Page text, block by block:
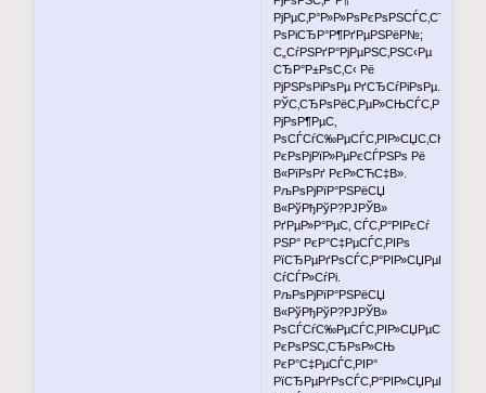
РѕРіСЂР°Р¶РґРµРЅРёР№;
С„СѓРЅРґР°РјРµРЅС‚РЅС‹Рµ
СЂР°Р±РѕС‚С‹ Рё
РјРЅРѕРіРѕРµ РґСЂСѓРіРѕРµ.
РЎС‚СЂРѕРёС‚РµР»СЊСЃС‚РІРѕ
РјРѕР¶РµС‚
РѕСЃСѓС‰РµСЃС‚РІР»СЏС‚СЊСЃСЏ
РєРѕРјРїР»РµРєСЃРЅРѕ Рё
В«РїРѕРґ РєР»СЋС‡В».
РљРѕРјРїР°РЅРёСЏ
В«РўРђРўР?РЈРЎВ»
РґРµР»Р°РµС‚ СЃС‚Р°РІРєСѓ
РЅР° РєР°С‡РµСЃС‚РІРѕ
РїСЂРµРґРѕСЃС‚Р°РІР»СЏРµРјС‹С…
СѓСЃР»СѓРі.
РљРѕРјРїР°РЅРёСЏ
В«РўРђРўР?РЈРЎВ»
РѕСЃСѓС‰РµСЃС‚РІР»СЏРµС‚
РєРѕРЅС‚СЂРѕР»СЊ
РєР°С‡РµСЃС‚РІР°
РїСЂРµРґРѕСЃС‚Р°РІР»СЏРµРјС‹С…